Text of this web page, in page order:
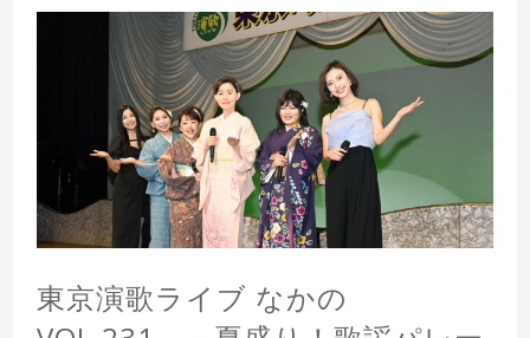
東京演歌ライブ なかの